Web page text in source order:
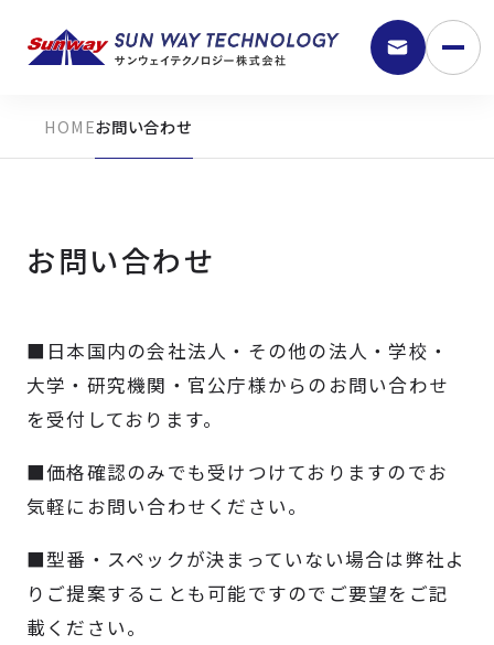
製品検索
取扱メーカー
お問い合わせ
お問い合わせ
■日本国内の会社法人・その他の法人・学校・
大学・研究機関・官公庁様からのお問い合わせ
を受付しております。
■価格確認のみでも受けつけておりますのでお
気軽にお問い合わせください。
■型番・スペックが決まっていない場合は弊社よ
りご提案することも可能ですのでご要望をご記
載ください。